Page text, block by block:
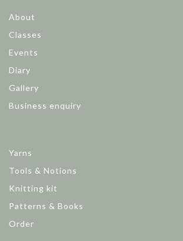
About
Classes
Events
Diary
Gallery
Business enquiry
Yarns
Tools & Notions
Knitting kit
Patterns & Books
Order